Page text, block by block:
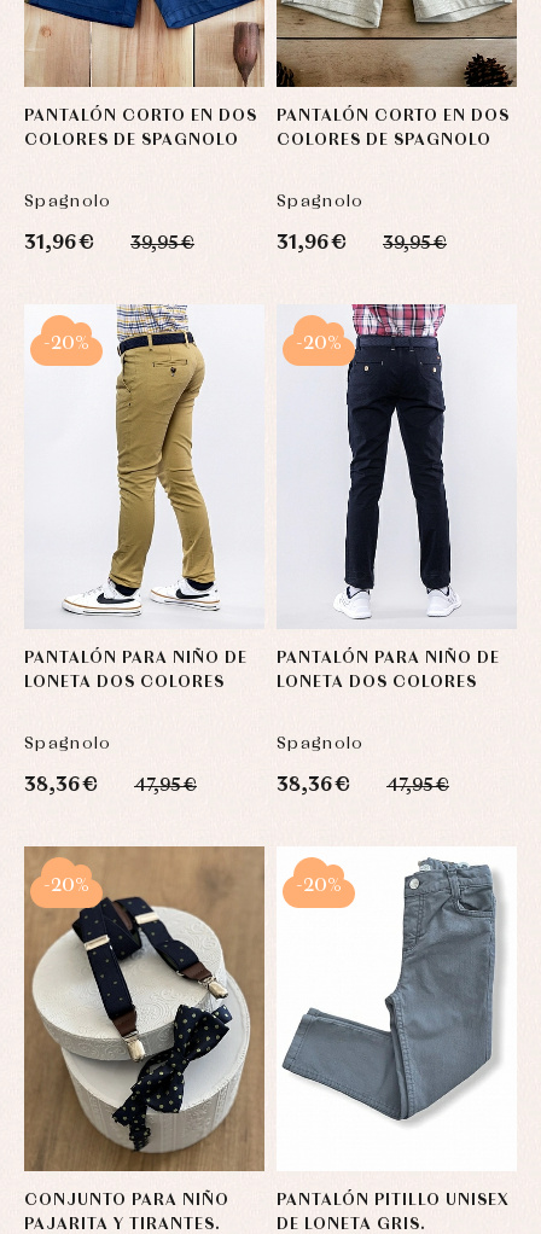
PANTALÓN CORTO EN DOS
COLORES DE SPAGNOLO
Spagnolo
31,96 € 39,95 €
PANTALÓN CORTO EN DOS
COLORES DE SPAGNOLO
Spagnolo
31,96 € 39,95 €
PANTALÓN PARA NIÑO DE
LONETA DOS COLORES
Spagnolo
38,36 € 47,95 €
-20%
PANTALÓN PARA NIÑO DE
LONETA DOS COLORES
Spagnolo
38,36 € 47,95 €
-20%
CONJUNTO PARA NIÑO
PAJARITA Y TIRANTES.
-20%
PANTALÓN PITILLO UNISEX
DE LONETA GRIS.
-20%